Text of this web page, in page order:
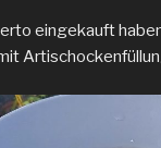
eingekauft